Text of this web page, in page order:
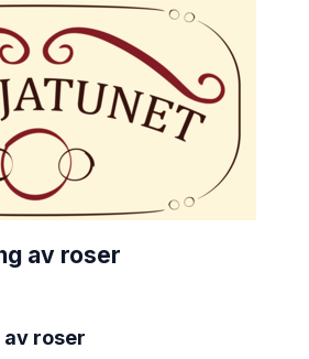
av roser
roser